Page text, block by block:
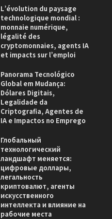
L’évolution du paysage
technologique mondial :
monnaie numérique,
légalité des
cryptomonnaies, agents IA
et impacts sur l’emploi
Panorama Tecnológico
Global em Mudança:
Dólares Digitais,
Legalidade da
Criptografia, Agentes de
IA e Impactos no Emprego
Глобальный
технологический
ландшафт меняется:
цифровые доллары,
легальность
криптовалют, агенты
искусственного
интеллекта и влияние на
рабочие места